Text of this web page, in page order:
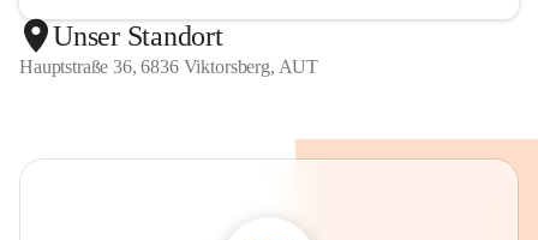
Unser Standort
Hauptstraße 36, 6836 Viktorsberg, AUT